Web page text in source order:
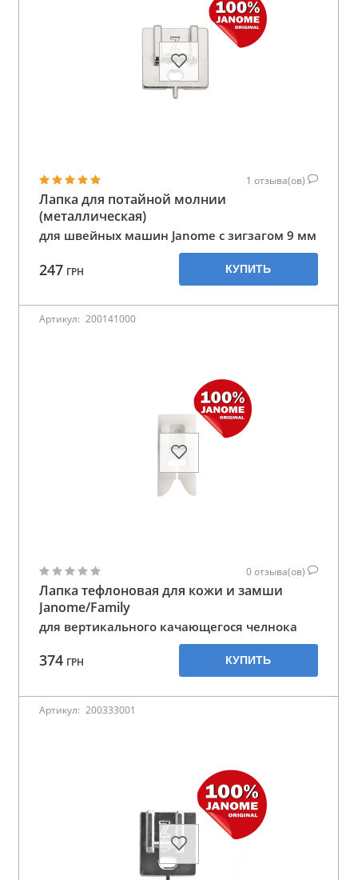
1 отзыва(ов)
Лапка для потайной молнии
(металлическая)
для швейных машин Janome с зигзагом 9 мм
247 ГРН КУПИТЬ
Артикул: 200141000
0отзыва(ов)
Лапка тефлоновая для кожи и замши
Janome/Family
для вертикального качающегося челнока
374 ГРН КУПИТЬ
Артикул: 200333001